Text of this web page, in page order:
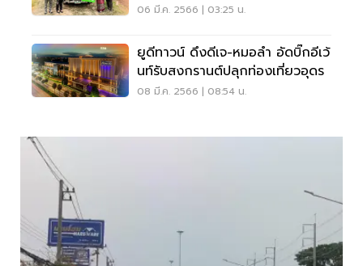
06 มี.ค. 2566 | 03:25 น.
ยูดีทาวน์ ดึงดีเจ-หมอลำ อัดบิ๊กอีเว้
นท์รับสงกรานต์ปลุกท่องเที่ยวอุดร
08 มี.ค. 2566 | 08:54 น.